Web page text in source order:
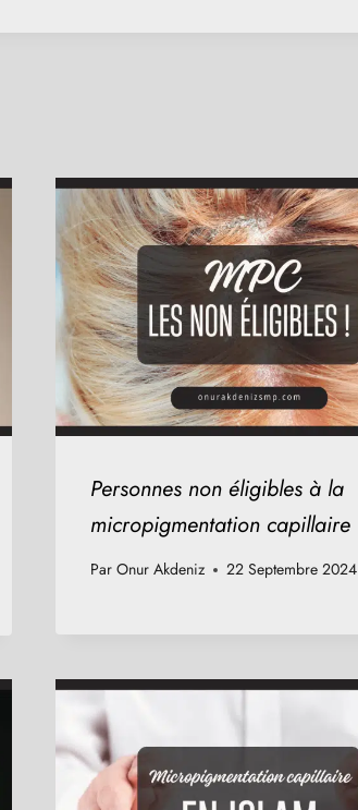
Personnes non éligibles à la
micropigmentation capillaire
Par Onur Akdeniz 22 Septembre 2024